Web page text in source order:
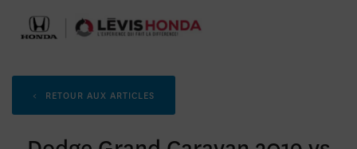
< RETOUR AUX ARTICLES